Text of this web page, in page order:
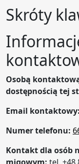
Skróty
Osobą
dostępnością tej
Email kontaktowy:
Numer telefonu:
Kontakt dla osób